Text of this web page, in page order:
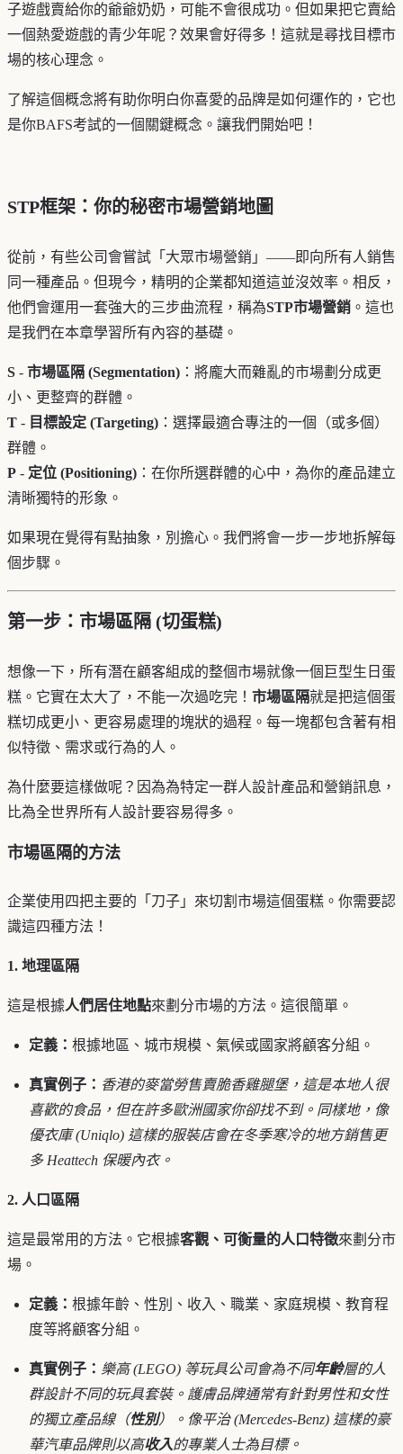
子遊戲賣給你的爺爺奶奶，可能不會很成功。但如果把它賣給
一個熱愛遊戲的青少年呢？效果會好得多！這就是尋找目標市
場的核心理念。
了解這個概念將有助你明白你喜愛的品牌是如何運作的，它也
是你BAFS考試的一個關鍵概念。讓我們開始吧！
STP框架：你的秘密市場營銷地圖
從前，有些公司會嘗試「大眾市場營銷」——即向所有人銷售
同一種產品。但現今，精明的企業都知道這並沒效率。相反，
他們會運用一套強大的三步曲流程，稱為STP市場營銷 。這也
是我們在本章學習所有內容的基礎。
S - 市場區隔 (Segmentation) ：將龐大而雜亂的市場劃分成更
小、更整齊的群體。
T - 目標設定 (Targeting) ：選擇最適合專注的一個（或多個）
群體。
P - 定位 (Positioning) ：在你所選群體的心中，為你的產品建立
清晰獨特的形象。
如果現在覺得有點抽象，別擔心。我們將會一步一步地拆解每
個步驟。
第一步：市場區隔 (切蛋糕)
想像一下，所有潛在顧客組成的整個市場就像一個巨型生日蛋
糕。它實在太大了，不能一次過吃完！ 市場區隔就是把這個蛋
糕切成更小、更容易處理的塊狀的過程。每一塊都包含著有相
似特徵、需求或行為的人。
為什麼要這樣做呢？因為為特定一群人設計產品和營銷訊息，
比為全世界所有人設計要容易得多。
市場區隔的方法
企業使用四把主要的「刀子」來切割市場這個蛋糕。你需要認
識這四種方法！
1. 地理區隔
這是根據人們居住地點來劃分市場的方法。這很簡單。
定義： 根據地區、城市規模、氣候或國家將顧客分組。
真實例子： 香港的麥當勞售賣脆香雞腿堡，這是本地人很
喜歡的食品，但在許多歐洲國家你卻找不到。同樣地，像
優衣庫 (Uniqlo) 這樣的服裝店會在冬季寒冷的地方銷售更
多 Heattech 保暖內衣。
2. 人口區隔
這是最常用的方法。它根據客觀、可衡量的人口特徵來劃分市
場。
定義： 根據年齡、性別、收入、職業、家庭規模、教育程
度等將顧客分組。
真實例子： 樂高 (LEGO) 等玩具公司會為不同年齡層的人
群設計不同的玩具套裝。護膚品牌通常有針對男性和女性
的獨立產品線（性別）。像平治 (Mercedes-Benz) 這樣的豪
華汽車品牌則以高收入的專業人士為目標。